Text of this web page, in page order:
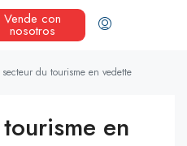
Vende con
nosotros
secteur du tourisme en vedette
en